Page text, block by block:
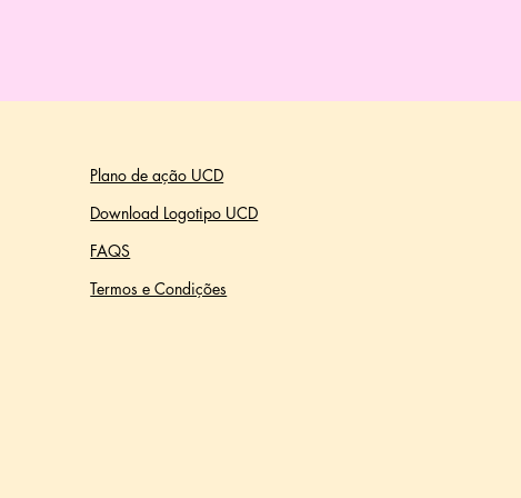
Plano de ação UCD
Download Logotipo UCD
FAQS
Termos e Condições